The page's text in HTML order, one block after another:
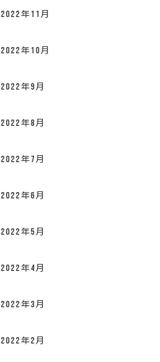
2022年11月
2022年10月
2022年9月
2022年8月
2022年7月
2022年6月
2022年5月
2022年4月
2022年3月
2022年2月